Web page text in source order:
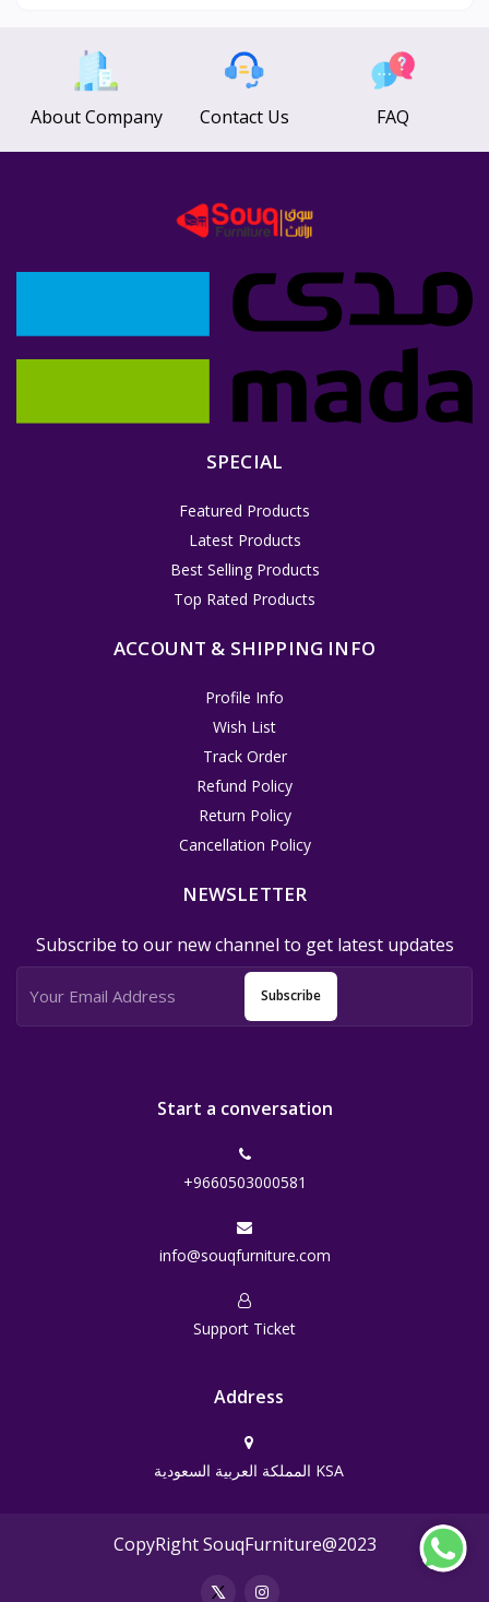
About Company Contact Us FAQ
SPECIAL
Featured Products
Latest Products
Best Selling Products
Top Rated Products
ACCOUNT & SHIPPING INFO
Profile Info
Wish List
Track Order
Refund Policy
Return Policy
Cancellation Policy
NEWSLETTER
Subscribe to our new channel to get latest updates
Subscribe
Start a conversation
+9660503000581
info@souqfurniture.com
Support Ticket
Address
المملكة العربية السعودية KSA
CopyRight SouqFurniture@2023